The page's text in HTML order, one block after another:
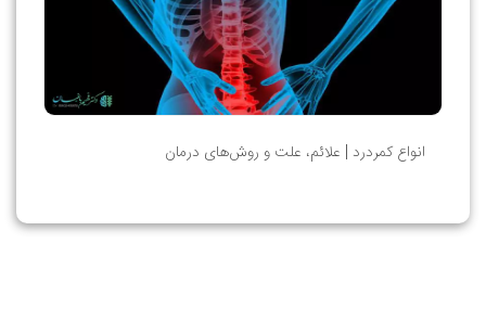
انواع کمردرد | علائم، علت و روش‌های درمان